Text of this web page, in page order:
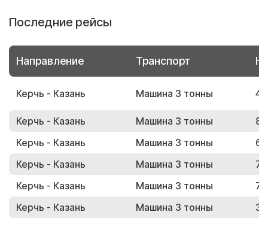
Последние рейсы
Направление Транспорт
Керчь - Казань Машина 3 тонны
Керчь - Казань Машина 3 тонны
Керчь - Казань
Машина 3 тонны
Керчь - Казань
Машина 3 тонны
Керчь - Казань
Машина 3 тонны
Керчь - Казань
Машина 3 тонны